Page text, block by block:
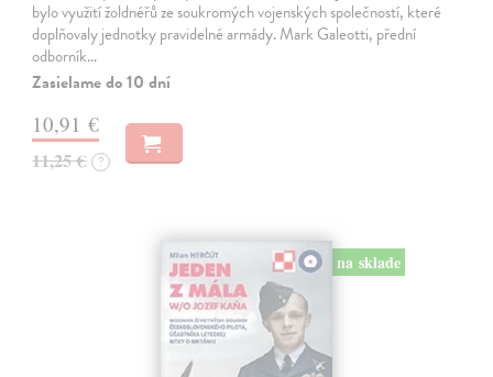
bylo využití žoldnéřů ze soukromých vojenských společností, které
doplňovaly jednotky pravidelné armády. Mark Galeotti, přední
odborník…
Zasielame do 10 dní
10,91 €
11,25 € ?
na sklade